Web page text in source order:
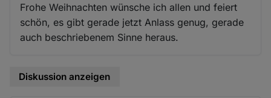
Frohe Weihnachten wünsche ich allen und feiert
schön, es gibt gerade jetzt Anlass genug, gerade
auch beschriebenem Sinne heraus.
Diskussion anzeigen